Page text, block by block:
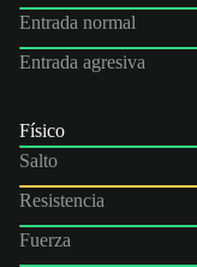
Entrada normal
Entrada agresiva
Físico
Salto
Resistencia
Fuerza